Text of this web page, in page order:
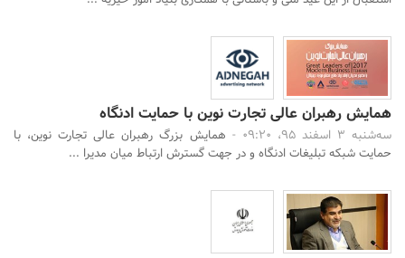
همایش رهبران عالی تجارت نوین با حمایت ادنگاه
سه‌شنبه 3 اسفند 95، 09:20 -
همایش بزرگ رهبران عالی تجارت نوین، با
حمایت شبکه تبلیغات ادنگاه و در جهت گسترش ارتباط میان مدیرا ...